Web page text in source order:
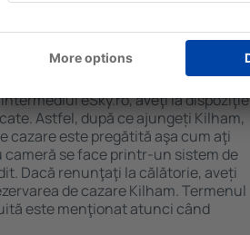
Kilham?
pot fi făcute online. Atunci
eSky.ro, aveţi la dispoziţie
Astfel, după ce ajungeți Kilham,
cazare este pregătită aşa cum aţi
se face printr-un sistem de
Dacă renunţaţi la călătorie, aveți
de cazare Kilham. Termenul
este menţionat atunci când